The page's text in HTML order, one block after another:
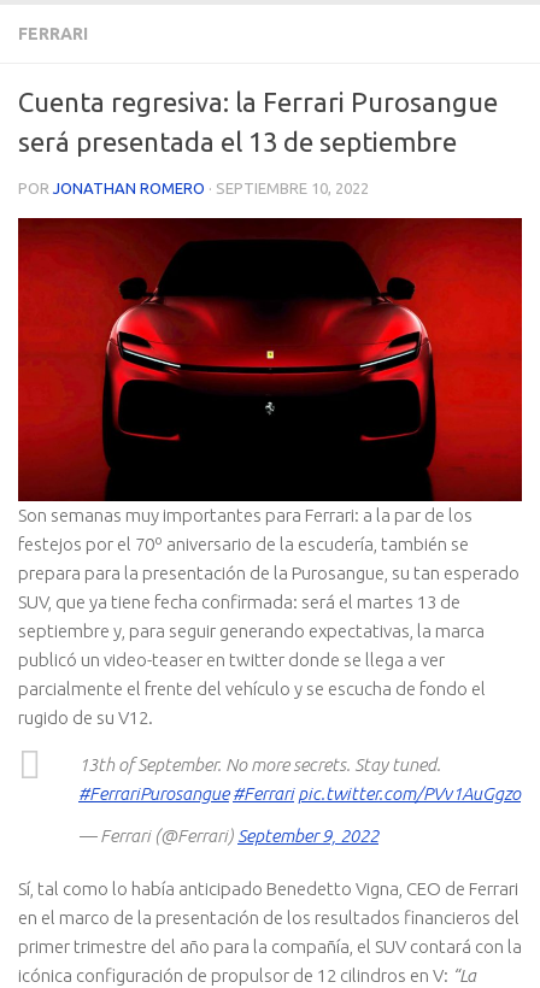
FERRARI
Cuenta regresiva: la Ferrari Purosangue
será presentada el 13 de septiembre
POR JONATHAN ROMERO · SEPTIEMBRE 10, 2022
Son semanas muy importantes para Ferrari: a la par de los
festejos por el 70º aniversario de la escudería, también se
prepara para la presentación de la Purosangue, su tan esperado
SUV, que ya tiene fecha confirmada: será el martes 13 de
septiembre y, para seguir generando expectativas, la marca
publicó un video-teaser en twitter donde se llega a ver
parcialmente el frente del vehículo y se escucha de fondo el
rugido de su V12.
13th of September. No more secrets. Stay tuned.
#FerrariPurosangue #Ferrari pic.twitter.com/PVv1AuGgzo
— Ferrari (@Ferrari) September 9, 2022
Sí, tal como lo había anticipado Benedetto Vigna, CEO de Ferrari
en el marco de la presentación de los resultados financieros del
primer trimestre del año para la compañía, el SUV contará con la
icónica configuración de propulsor de 12 cilindros en V: “La